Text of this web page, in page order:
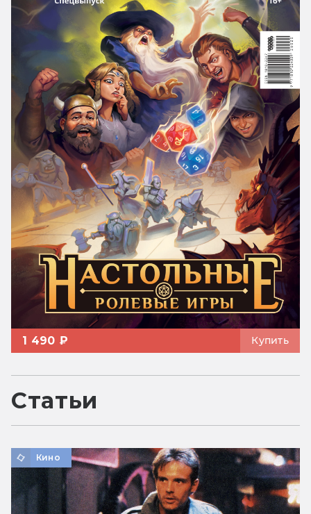
1 490 ₽ Купить
Статьи
Кино